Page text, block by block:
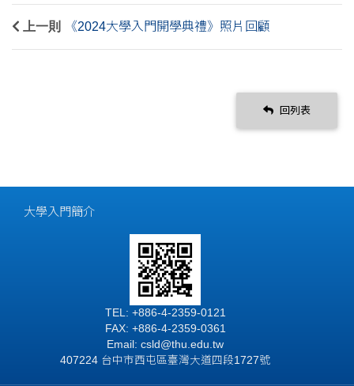
上一則 《2024大學入門開學典禮》照片回顧
回列表
大學入門簡介
TEL: +886-4-2359-0121
FAX: +886-4-2359-0361
Email: csld@thu.edu.tw
407224 台中市西屯區臺灣大道四段1727號